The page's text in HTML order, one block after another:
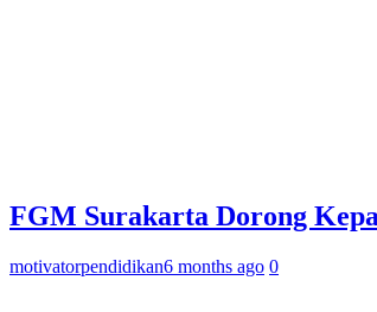
FGM Surakarta Dorong
motivatorpendidikan6 months ago 0